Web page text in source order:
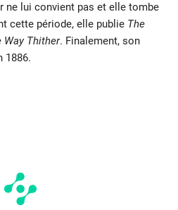
ne lui convient pas et elle tombe
cette période, elle publie The
Way Thither. Finalement, son
1886.